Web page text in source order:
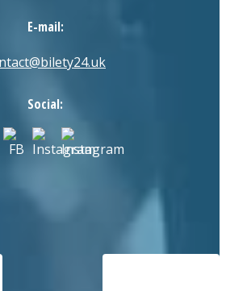
E-mail:
Social: